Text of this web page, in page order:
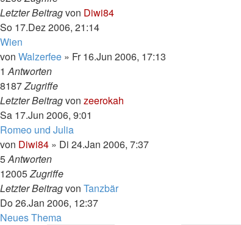
Letzter Beitragvon Diwi84
So 17.Dez 2006, 21:14
Wien
von Walzerfee » Fr 16.Jun 2006, 17:13
1Antworten
8187Zugriffe
Letzter Beitragvon zeerokah
Sa 17.Jun 2006, 9:01
Romeo und Julia
von Diwi84 » Di 24.Jan 2006, 7:37
5Antworten
12005Zugriffe
Letzter Beitragvon Tanzbär
Do 26.Jan 2006, 12:37
Neues Thema